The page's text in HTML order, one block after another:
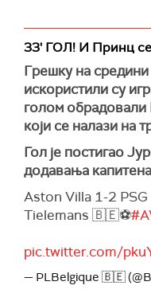
33' ГОЛ! И Принц
Грешку на
искористили су
голом обрадовали
који се налази на
Гол је постигао
додавања
Aston Villa 1-2 PSG
Tielemans 🇧🇪⚽️
pic.twitter.com/
— PLBelgique 🇧🇪